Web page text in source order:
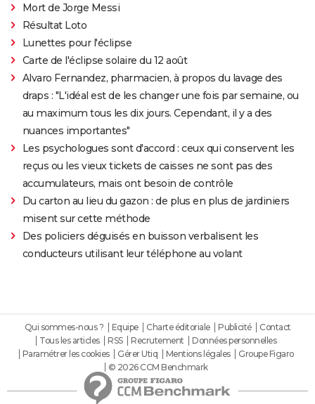
Mort de Jorge Messi
Résultat Loto
Lunettes pour l'éclipse
Carte de l'éclipse solaire du 12 août
Alvaro Fernandez, pharmacien, à propos du lavage des
draps : "L'idéal est de les changer une fois par semaine, ou
au maximum tous les dix jours. Cependant, il y a des
nuances importantes"
Les psychologues sont d'accord : ceux qui conservent les
reçus ou les vieux tickets de caisses ne sont pas des
accumulateurs, mais ont besoin de contrôle
Du carton au lieu du gazon : de plus en plus de jardiniers
misent sur cette méthode
Des policiers déguisés en buisson verbalisent les
conducteurs utilisant leur téléphone au volant
Qui sommes-nous ? Equipe Charte éditoriale Publicité
Contact
Tous les articles
RSS Recrutement
Données personnelles
Paramétrer les cookies
Gérer Utiq Mentions légales
Groupe Figaro
© 2026 CCM Benchmark